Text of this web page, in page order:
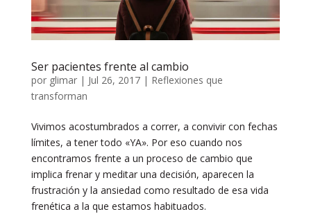
Ser pacientes frente al cambio
por glimar| Jul 26, 2017| Reflexiones que
transforman
Vivimos acostumbrados a correr, a convivir con fechas
límites, a tener todo «YA». Por eso cuando nos
encontramos frente a un proceso de cambio que
implica frenar y meditar una decisión, aparecen la
frustración y la ansiedad como resultado de esa vida
frenética a la que estamos habituados.